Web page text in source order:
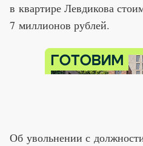
в квартире Левдикова
7 миллионов рублей.
Об увольнении с